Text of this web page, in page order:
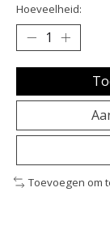
Hoeveelheid:
Toevoegen om